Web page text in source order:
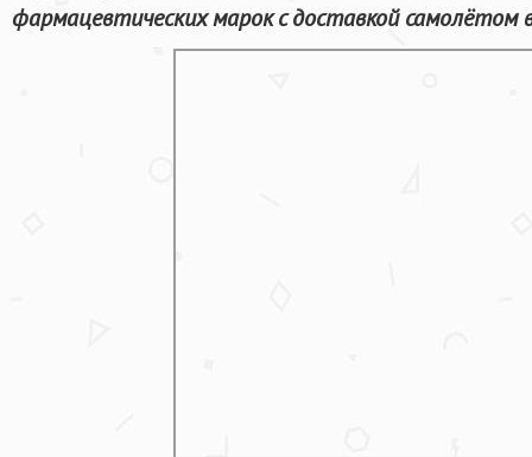
фармацевтических марок с доставкой самолётом